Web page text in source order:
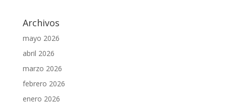
Archivos
mayo 2026
abril 2026
marzo 2026
febrero 2026
enero 2026